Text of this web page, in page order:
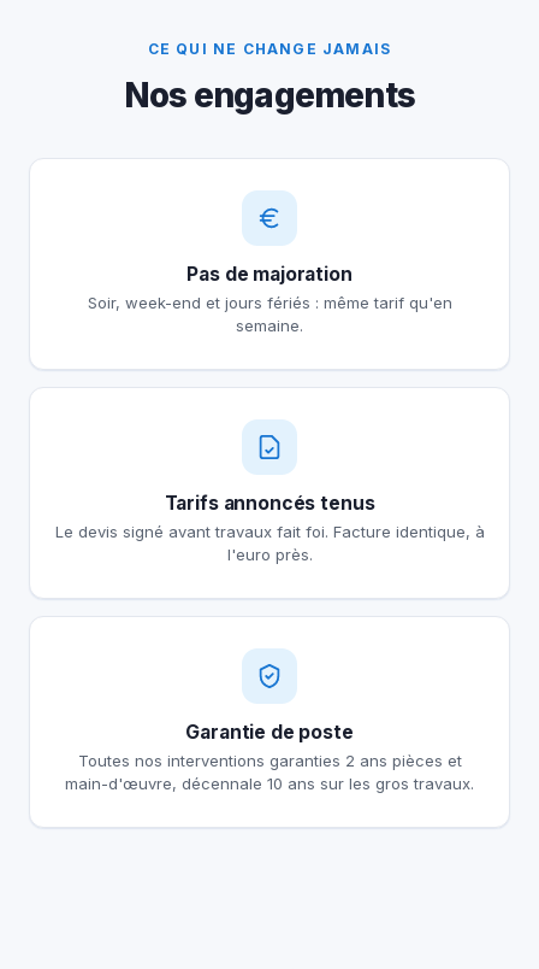
CE QUI NE CHANGE JAMAIS
Nos engagements
Pas de majoration
Soir, week-end et jours fériés : même tarif qu'en
semaine.
Tarifs annoncés tenus
Le devis signé avant travaux fait foi. Facture identique, à
l'euro près.
Garantie de poste
Toutes nos interventions garanties 2 ans pièces et
main-d'œuvre, décennale 10 ans sur les gros travaux.